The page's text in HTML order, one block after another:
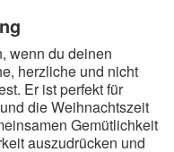
wenn du deinen
herzliche und nicht
Er ist perfekt für
die Weihnachtszeit
Gemütlichkeit
auszudrücken und